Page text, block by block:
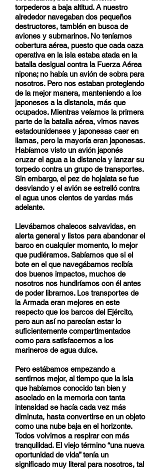
torpederos a baja altitud. A nuestro
alrededor navegaban dos pequeños
destructores, también en busca de
aviones y submarinos. No teníamos
cobertura aérea, puesto que cada caza
operativa en la isla estaba atada en la
batalla desigual contra la Fuerza Aérea
nipona; no había un avión de sobra para
nosotros. Pero nos estaban protegiendo
de la mejor manera, manteniendo a los
japoneses a la distancia, más que
ocupados. Mientras veíamos la primera
parte de la batalla aérea, vimos naves
estadounidenses y japonesas caer en
llamas, pero la mayoría eran japonesas.
Habíamos visto un avión japonés
cruzar el agua a la distancia y lanzar su
torpedo contra un grupo de transportes.
Sin embargo, el pez de hojalata se fue
desviando y el avión se estrelló contra
el agua unos cientos de yardas más
adelante.
Llevábamos chalecos salvavidas, en
alerta general y listos para abandonar el
barco en cualquier momento, lo mejor
que pudiéramos. Sabíamos que si el
bote en el que navegábamos recibía
dos buenos impactos, muchos de
nosotros nos hundiríamos con él antes
de poder librarnos. Los transportes de
la Armada eran mejores en este
respecto que los barcos del Ejército,
pero aun así no parecían estar lo
suficientemente compartimentados
como para satisfacernos a los
marineros de agua dulce.
Pero estábamos empezando a
sentirnos mejor, al tiempo que la isla
que habíamos conocido tan bien y
asociado en la memoria con tanta
intensidad se hacía cada vez más
diminuta, hasta convertirse en un objeto
como una nube baja en el horizonte.
Todos volvimos a respirar con más
tranquilidad. El viejo término “una nueva
oportunidad de vida” tenía un
significado muy literal para nosotros, tal